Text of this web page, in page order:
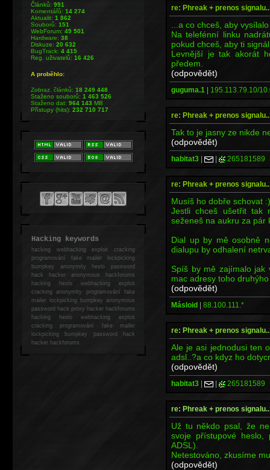
re: Phreak + prenos
...a co chceš, aby
Na telefénní linku
pokud chceš, aby ti
Levnější je tak akorát
předem.
(odpovědět)
guguma.1 | 195.113.79.10/
re: Phreak + prenos
Tak to je jasny ze nikde
(odpovědět)
habitat3 | | 265181589
re: Phreak + prenos
Musíš ho dobře schovat :)
Jestli chceš ušetřit tak
seženeš na aukru za pár
Dial up by mě osobně
dialupu by odhalení
Spíš by mě zajímalo jak
mac adresy toho
(odpovědět)
Másloid | 88.100.111.*
re: Phreak + prenos
Ale je asi jednodusi ten
adsl..?a co kdyz ho
(odpovědět)
habitat3 | | 265181589
re: Phreak + prenos
Už tu někdo psal, že
svoje přístupové
ADSL).
Netestováno, zkusíme
(odpovědět)
Článků:991
Komentářů:14 274
Aktualit:1 862
Souborů:151
WebForum:49 501
Hardware:38
Diskuze:20 632
BugTrack:4 415
Reg. uživatelů:16 426
A proběhlo:
Zobraz. článků:18 249 448
Staženo souborů:1 463 526
Staženo dat:964 143MB
Přístupy (hits):232 710 717
Hacking keywords
hackingwebhacking exploit cracking
programování fake mailer lockpicking
bumpkey anonymity heslo password
hackhacker anonymous hackforums
hackingheslo webhacking exploit
cracking anonymity programování fake
mailer lockpicking bumpkey anonymous
password hack proxy hacker hackforums
hacking heslo webhacking exploit
cracking programování fake mailer
lockpicking bumpkey password hack
hackerhackforums